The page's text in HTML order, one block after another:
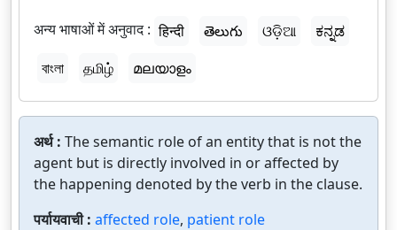
अन्य भाषाओं में अनुवाद : हिन्दी తెలుగు ଓଡ଼ିଆ
ಕನ್ನಡ
বাংলা
தமிழ் മലയാളം
अर्थ : The semantic role of an entity that is not the
agent but is directly involved in or affected by
the happening denoted by the verb in the clause.
पर्यायवाची : affected role, patient role